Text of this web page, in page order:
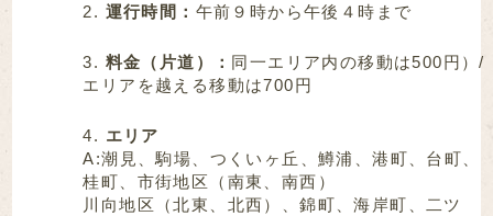
運行時間： 午前９時から午後４時まで
料金（片道）： 同一エリア内の移動は500円）/
エリアを越える移動は700円
エリア
A:潮見、駒場、つくいヶ丘、鱒浦、港町、台町、
桂町、市街地区（南東、南西）
川向地区（北東、北西）、錦町、海岸町、二ツ